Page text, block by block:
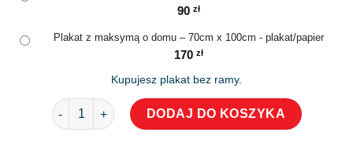
90 zł
Plakat z maksymą o domu – 70cm x 100cm - plakat/papier
170 zł
Kupujesz plakat bez ramy.
ilość Plakat z maksymą o domu
DODAJ DO KOSZYKA